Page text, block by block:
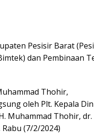
Pesisir Barat
dan Pembinaan
Thohir,
oleh Plt. Kepala
Muhammad Thohir, dr.
(7/2/2024)